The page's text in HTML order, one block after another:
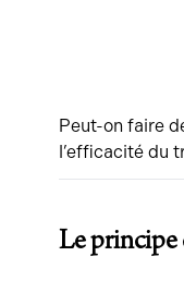
Peut-on faire
l’efficacité du
Le principe